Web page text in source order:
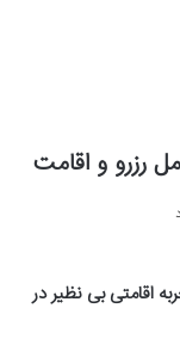
رزرو و اقامت
اقامتی بی نظیر در